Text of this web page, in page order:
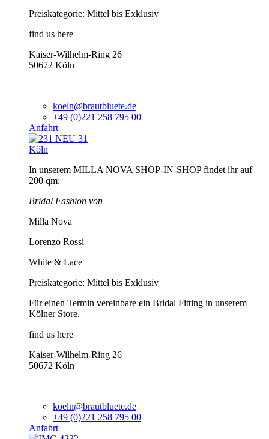
Preiskategorie: Mittel bis Exklusiv
find us here
Kaiser-Wilhelm-Ring 26
50672 Köln
koeln@brautbluete.de
+49 (0)221 258 795 00
Anfahrt
Köln
In unserem MILLA NOVA SHOP-IN-SHOP findet ihr auf
200 qm:
Bridal Fashion von
Milla Nova
Lorenzo Rossi
White & Lace
Preiskategorie: Mittel bis Exklusiv
Für einen Termin vereinbare ein Bridal Fitting in unserem
Kölner Store.
find us here
Kaiser-Wilhelm-Ring 26
50672 Köln
koeln@brautbluete.de
+49 (0)221 258 795 00
Anfahrt